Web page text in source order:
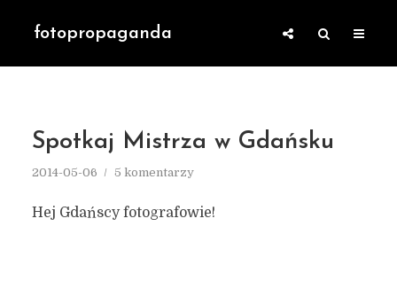
fotopropaganda
Spotkaj Mistrza w Gdańsku
2014-05-06 5 komentarzy
Hej Gdańscy fotografowie!